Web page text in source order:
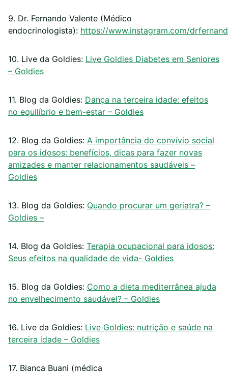
9. Dr. Fernando Valente (Médico
endocrinologista): https://www.instagram.com/
10. Live da Goldies: Live Goldies Diabetes em Seniores
– Goldies
11. Blog da Goldies: Dança na terceira idade: efeitos
no equilíbrio e bem-estar – Goldies
12. Blog da Goldies: A importância do convívio social
para os idosos: benefícios, dicas para fazer novas
amizades e manter relacionamentos saudáveis –
Goldies
13. Blog da Goldies: Quando procurar um geriatra? –
Goldies –
14. Blog da Goldies: Terapia ocupacional para idosos:
Seus efeitos na qualidade de vida- Goldies
15. Blog da Goldies: Como a dieta mediterrânea ajuda
no envelhecimento saudável? – Goldies
16. Live da Goldies: Live Goldies: nutrição e saúde na
terceira idade – Goldies
17. Bianca Buani (médica